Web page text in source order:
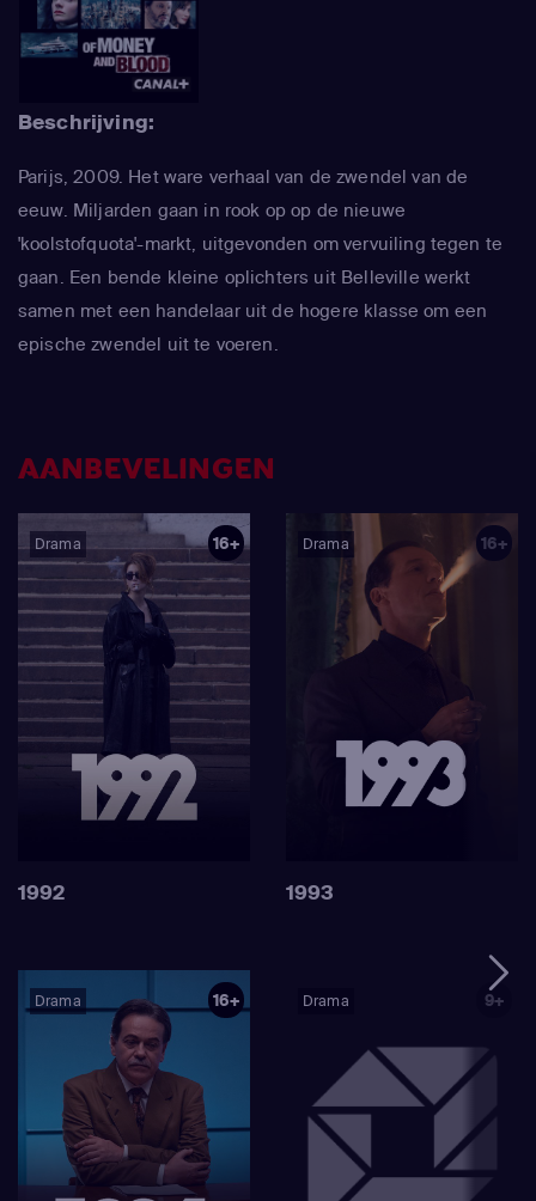
Beschrijving:
Parijs, 2009. Het ware verhaal van de zwendel van de
eeuw. Miljarden gaan in rook op op de nieuwe
'koolstofquota'-markt, uitgevonden om vervuiling tegen te
gaan. Een bende kleine oplichters uit Belleville werkt
samen met een handelaar uit de hogere klasse om een
epische zwendel uit te voeren.
AANBEVELINGEN
Drama 16+
1992
Drama 16+
1993
Drama 16+ Drama 9+